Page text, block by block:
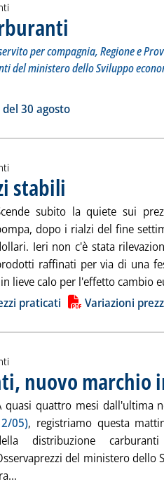
per compagnia, Regione e
del ministero dello Sviluppo
prezzi carburanti'
notizia
30 agosto
stabili
subito la quiete sui
dopo i rialzi del fine
Ieri non c'è stata
raffinati per via di una
lieve calo per l'effetto cambio
notizia
praticati Variazioni
nuovo marchio
quasi quattro mesi dall'ultima
05), registriamo questa
distribuzione
del ministero dello